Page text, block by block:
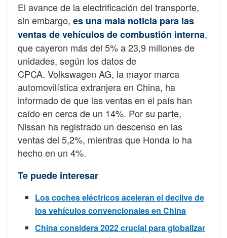
El avance de la electrificación del transporte,
sin embargo, es una mala noticia para las
ventas de vehículos de combustión interna,
que cayeron más del 5% a 23,9 millones de
unidades, según los datos de
CPCA. Volkswagen AG, la mayor marca
automovilística extranjera en China, ha
informado de que las ventas en el país han
caído en cerca de un 14%. Por su parte,
Nissan ha registrado un descenso en las
ventas del 5,2%, mientras que Honda lo ha
hecho en un 4%.
Te puede interesar
Los coches eléctricos aceleran el declive de
los vehículos convencionales en China
China considera 2022 crucial para globalizar